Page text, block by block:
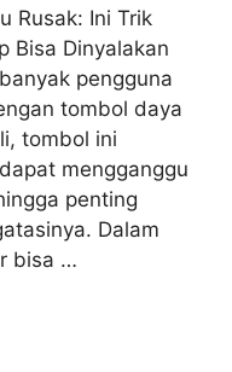
Rusak: Ini Trik
Bisa Dinyalakan
pengguna
tombol daya
tombol ini
mengganggu
penting
Dalam
bisa …